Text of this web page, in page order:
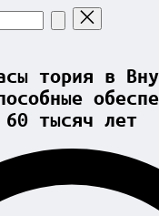
тория в
тысяч лет